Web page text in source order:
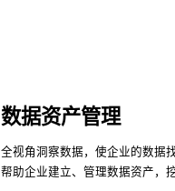
数据资产管理
全视角洞察数据，使企业的数据
帮助企业建立、管理数据资产，